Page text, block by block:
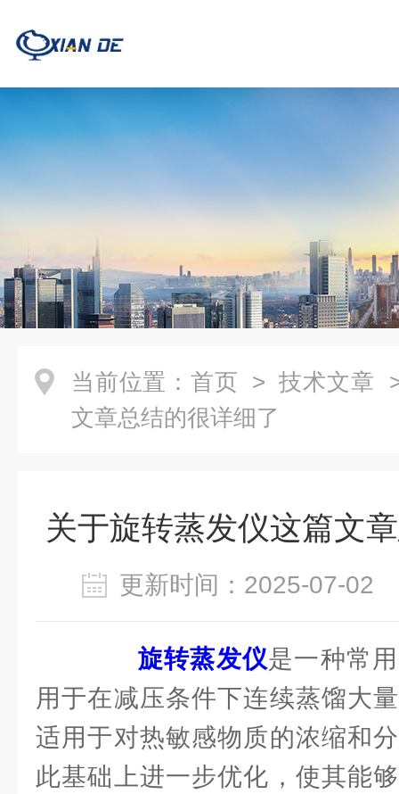
当前位置： 首页 > 技术文章
文章总结的很详细了
关于旋转蒸发仪这篇文
更新时间：2025-07-
旋转蒸发仪是一种常
用于在减压条件下连续蒸馏大
适用于对热敏感物质的浓缩和
此基础上进一步优化，使其能